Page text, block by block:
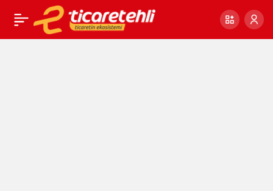
2020 Yılı Marka Tescil – 0 Paylaş